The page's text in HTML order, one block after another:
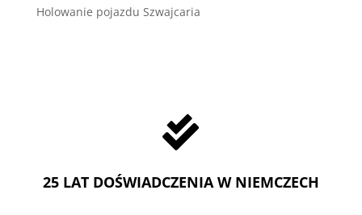
Holowanie pojazdu Szwajcaria

25 LAT DOŚWIADCZENIA W NIEMCZECH